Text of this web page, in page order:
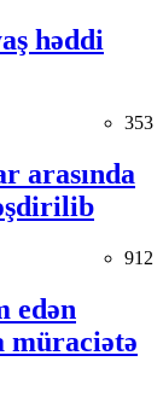
həddi
353
arasında
912
edən
müraciətə